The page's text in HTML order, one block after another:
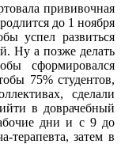
прививочная
до 1 ноября
успел развиться
Ну а позже делать
сформировался
75% студентов,
сделали
в доврачебный
дни и с 9 до
терапевта, затем в